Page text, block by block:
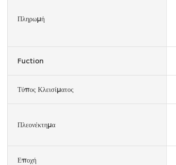
Πληρωμή
Fuction
Τύπος Κλεισίματος
Πλεονέκτημα
Εποχή